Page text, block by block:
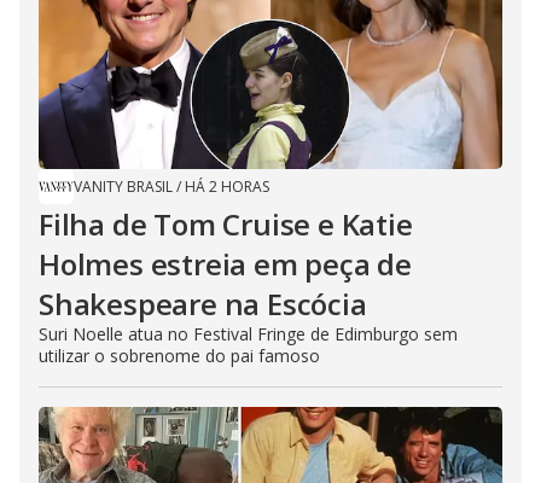
VANITY BRASIL/ HÁ 2 HORAS
Filha de Tom Cruise e Katie
Holmes estreia em peça de
Shakespeare na Escócia
Suri Noelle atua no Festival Fringe de Edimburgo sem
utilizar o sobrenome do pai famoso